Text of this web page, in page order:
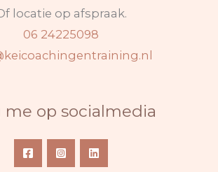
locatie op afspraak.
06 24225098
me op socialmedia